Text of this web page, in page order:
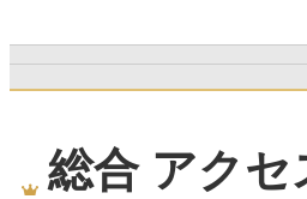
総合 アクセ